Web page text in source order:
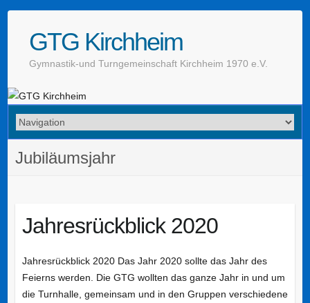
GTG Kirchheim
Gymnastik-und Turngemeinschaft Kirchheim 1970 e.V.
Jubiläumsjahr
Jahresrückblick 2020
Jahresrückblick 2020 Das Jahr 2020 sollte das Jahr des
Feierns werden. Die GTG wollten das ganze Jahr in und um
die Turnhalle, gemeinsam und in den Gruppen verschiedene